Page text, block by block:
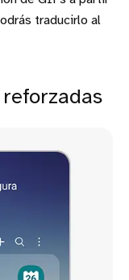
traducirlo al